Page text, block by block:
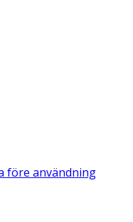
före användning